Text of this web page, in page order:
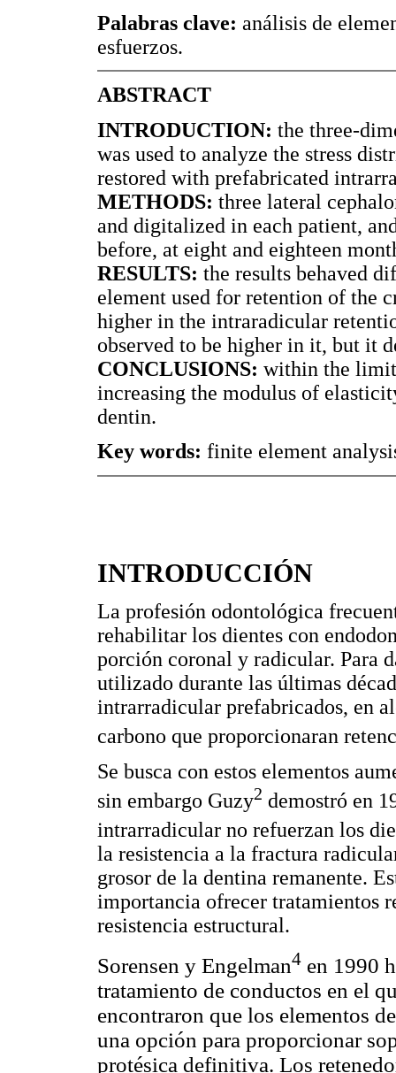
Palabras clave: análisis de
esfuerzos.
ABSTRACT
INTRODUCTION: the three-
was used to analyze the stress
restored with prefabricated
METHODS: three lateral
and digitalized in each patient,
before, at eight and eighteen
RESULTS: the results behaved
element used for retention of the
higher in the intraradicular
observed to be higher in it, but it
CONCLUSIONS: within the
increasing the modulus of
dentin.
Key words: finite element
INTRODUCCIÓN
La profesión odontológica
rehabilitar los dientes con
porción coronal y radicular. Para
utilizado durante las últimas
intrarradicular prefabricados, en
carbono que proporcionaran
Se busca con estos elementos
sin embargo Guzy2 demostró en
intrarradicular no refuerzan los
la resistencia a la fractura
grosor de la dentina remanente.
importancia ofrecer tratamientos
resistencia estructural.
Sorensen y Engelman4 en 1990
tratamiento de conductos en el
encontraron que los elementos
una opción para proporcionar
protésica definitiva. Los